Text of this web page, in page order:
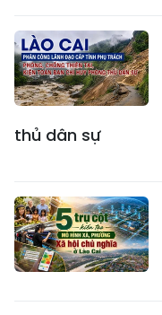
thủ dân sự